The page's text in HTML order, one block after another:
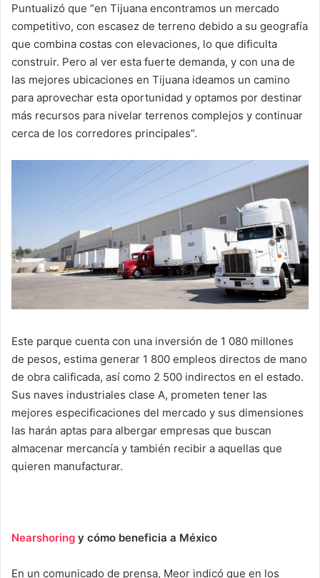
Puntualizó que “en Tijuana encontramos un mercado
competitivo, con escasez de terreno debido a su geografía
que combina costas con elevaciones, lo que dificulta
construir. Pero al ver esta fuerte demanda, y con una de
las mejores ubicaciones en Tijuana ideamos un camino
para aprovechar esta oportunidad y optamos por destinar
más recursos para nivelar terrenos complejos y continuar
cerca de los corredores principales”.
Este parque cuenta con una inversión de 1 080 millones
de pesos, estima generar 1 800 empleos directos de mano
de obra calificada, así como 2 500 indirectos en el estado.
Sus naves industriales clase A, prometen tener las
mejores especificaciones del mercado y sus dimensiones
las harán aptas para albergar empresas que buscan
almacenar mercancía y también recibir a aquellas que
quieren manufacturar.
Nearshoring y cómo beneficia a México
En un comunicado de prensa, Meor indicó que en los